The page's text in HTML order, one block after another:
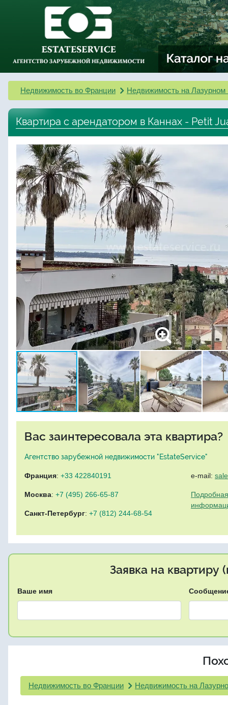
Недвижимость во Франции Недвижимость на Лазурном
Квартира с арендатором в Каннах - Petit
Вас заинтересовала эта квартира?
Агентство зарубежной недвижимости "EstateService"
Франция: +33 422840191
Москва: +7 (495) 266-65-87
Санкт-Петербург: +7 (812) 244-68-54
e-mail:
Заявка на квартиру
Ваше имя
Недвижимость во Франции Недвижимость на